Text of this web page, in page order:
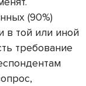
(90%)
в той или иной
требование